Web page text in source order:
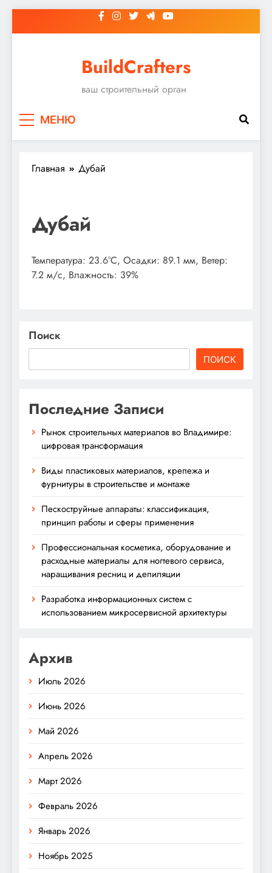
к
BuildCrafters
ваш строительный орган
МЕНЮ
Главная Дубай
Дубай
Температура: 23.6°C, Осадки: 89.1 мм, Ветер:
7.2 м/с, Влажность: 39%
Поиск
ПОИСК
Последние Записи
Рынок строительных материалов во Владимире:
цифровая трансформация
Виды пластиковых материалов, крепежа и
фурнитуры в строительстве и монтаже
Пескоструйные аппараты: классификация,
принцип работы и сферы применения
Профессиональная косметика, оборудование и
расходные материалы для ногтевого сервиса,
наращивания ресниц и депиляции
Разработка информационных систем с
использованием микросервисной архитектуры
Архив
Июль 2026
Июнь 2026
Май 2026
Апрель 2026
Март 2026
Февраль 2026
Январь 2026
Ноябрь 2025